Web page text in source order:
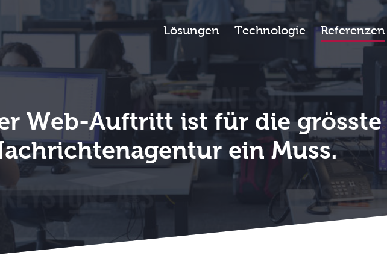
Keystone-SDA
Lösungen Technologie Referenzen
Web-Auftritt ist für die grösste
ein Muss.